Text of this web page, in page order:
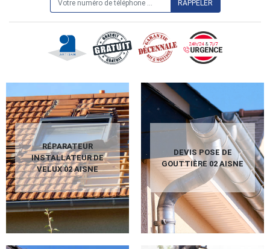
RÉPARATEUR
INSTALLATEUR DE
VELUX 02 AISNE
DEVIS POSE DE
GOUTTIÈRE 02 AISNE